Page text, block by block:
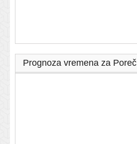
Prognoza vremena za Poreč